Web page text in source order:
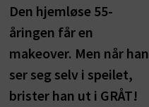
innlegg:
Den hjemløse 55-
åringen får en
makeover. Men når han
ser seg selv i speilet,
brister han ut i GRÅT!